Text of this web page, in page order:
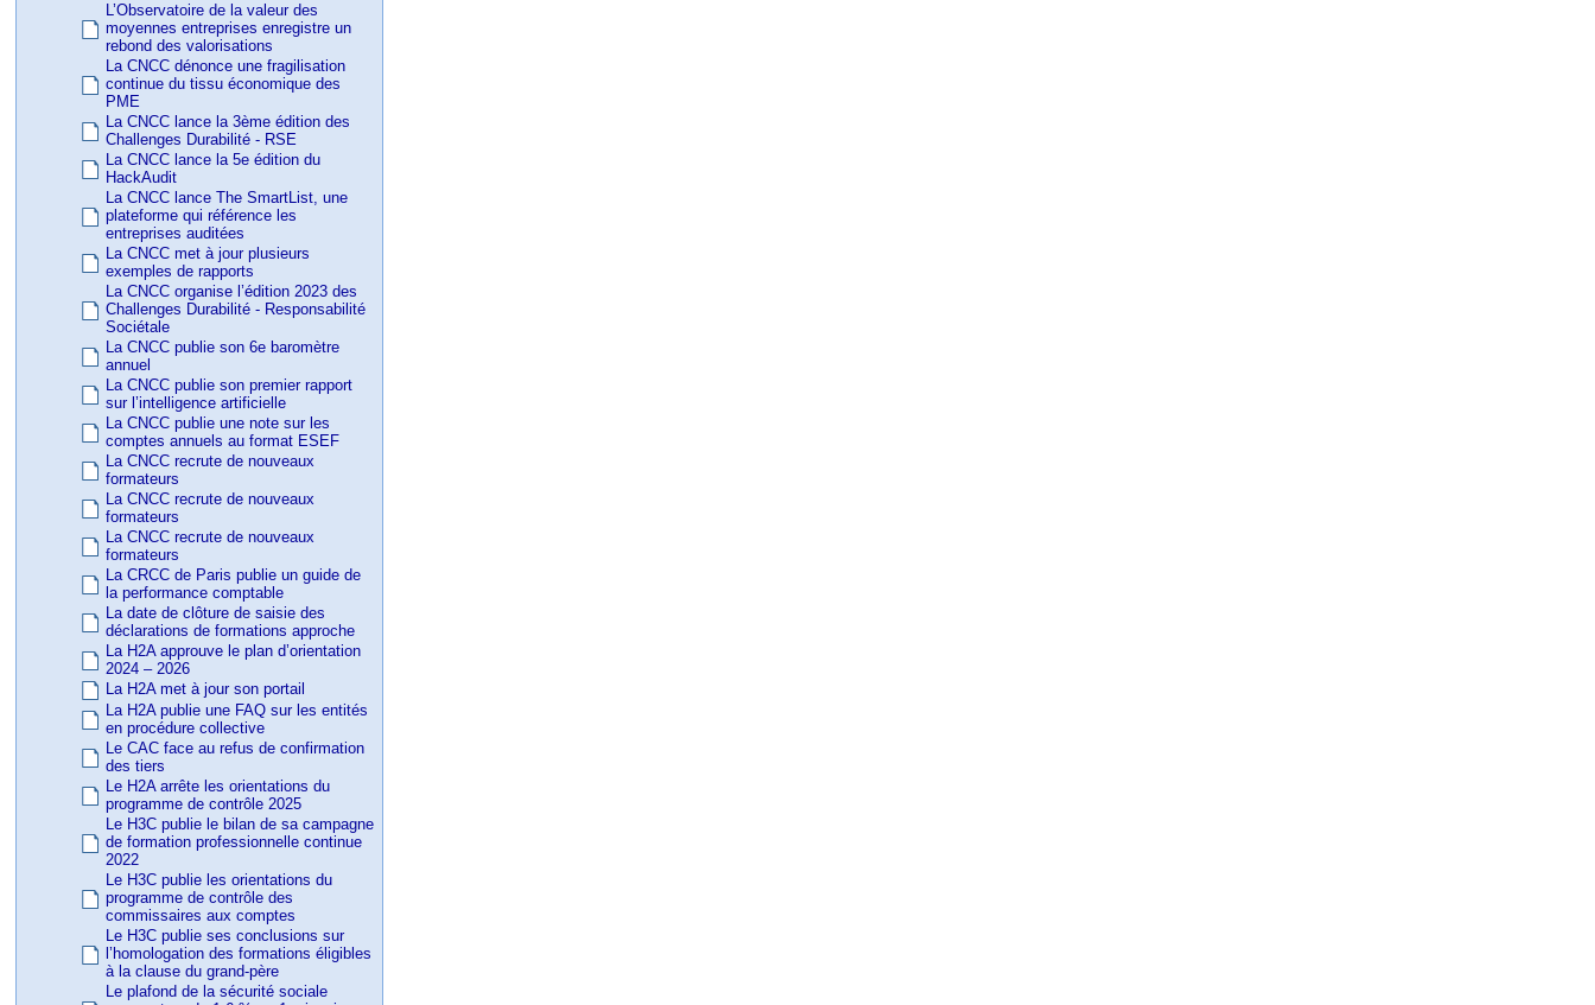
L’Observatoire de la valeur des
moyennes entreprises enregistre un
rebond des valorisations
La CNCC dénonce une fragilisation
continue du tissu économique des
PME
La CNCC lance la 3ème édition des
Challenges Durabilité - RSE
La CNCC lance la 5e édition du
HackAudit
La CNCC lance The SmartList, une
plateforme qui référence les
entreprises auditées
La CNCC met à jour plusieurs
exemples de rapports
La CNCC organise l’édition 2023 des
Challenges Durabilité - Responsabilité
Sociétale
La CNCC publie son 6e baromètre
annuel
La CNCC publie son premier rapport
sur l’intelligence artificielle
La CNCC publie une note sur les
comptes annuels au format ESEF
La CNCC recrute de nouveaux
formateurs
La CNCC recrute de nouveaux
formateurs
La CNCC recrute de nouveaux
formateurs
La CRCC de Paris publie un guide de
la performance comptable
La date de clôture de saisie des
déclarations de formations approche
La H2A approuve le plan d’orientation
2024 – 2026
La H2A met à jour son portail
La H2A publie une FAQ sur les entités
en procédure collective
Le CAC face au refus de confirmation
des tiers
Le H2A arrête les orientations du
programme de contrôle 2025
Le H3C publie le bilan de sa campagne
de formation professionnelle continue
2022
Le H3C publie les orientations du
programme de contrôle des
commissaires aux comptes
Le H3C publie ses conclusions sur
l’homologation des formations éligibles
à la clause du grand-père
Le plafond de la sécurité sociale